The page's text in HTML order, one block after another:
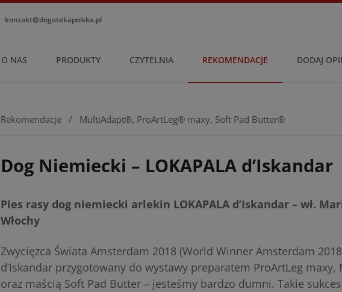
kontakt@dogotekapolska.pl
O NAS PRODUKTY CZYTELNIA REKOMENDACJE DODAJ
Rekomendacje / MultiAdapt®, ProArtLeg® maxy, Soft Pad Butter®
Dog Niemiecki – LOKAPALA d’Iskandar
Pies rasy dog niemiecki arlekin LOKAPALA d’Iskandar – wł.
Włochy
Zwycięzca Świata Amsterdam 2018 (World Winner Amsterdam
d’Iskandar przygotowany do wystawy preparatem ProArtLeg maxy,
oraz maścią Soft Pad Butter – jesteśmy bardzo dumni. Takie